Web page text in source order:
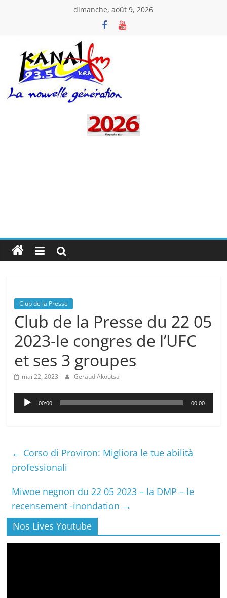
dimanche, août 9, 2026
Kanal
Club de la Presse
Club de la Presse du 22 05
2023-le congres de l’UFC
et ses 3 groupes
mai 22, 2023 Geraud Akoutsa
Lecteur
audio
00:00 00:00
← Corso di Proviron: Migliora le tue abilità
professionali
Miwoe negnon du 22 05 2023 – la DMP – le
recensement -inondation →
Nos Lives Youtube